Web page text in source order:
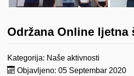
Održana Online ljetna
Kategorija: Naše aktivnosti
Objavljeno: 05 Septembar 2020